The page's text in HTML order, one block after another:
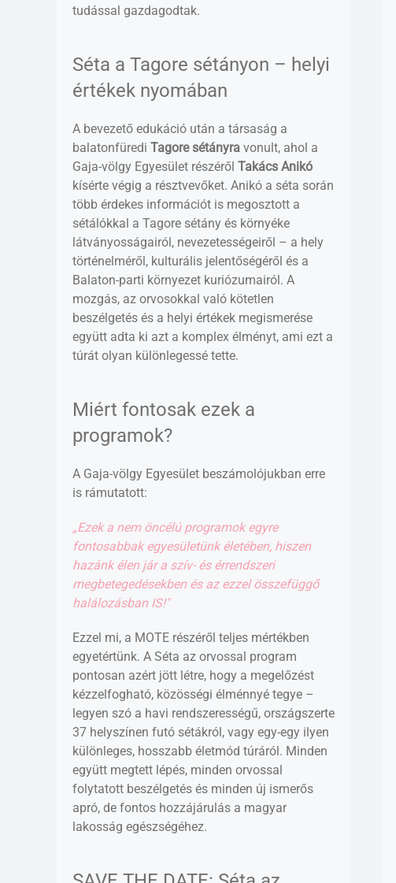
tudással gazdagodtak.
Séta a Tagore sétányon – helyi
értékek nyomában
A bevezető edukáció után a társaság a
balatonfüredi Tagore sétányra vonult, ahol a
Gaja-völgy Egyesület részéről Takács Anikó
kísérte végig a résztvevőket. Anikó a séta során
több érdekes információt is megosztott a
sétálókkal a Tagore sétány és környéke
látványosságairól, nevezetességeiről – a hely
történelméről, kulturális jelentőségéről és a
Balaton-parti környezet kuriózumairól. A
mozgás, az orvosokkal való kötetlen
beszélgetés és a helyi értékek megismerése
együtt adta ki azt a komplex élményt, ami ezt a
túrát olyan különlegessé tette.
Miért fontosak ezek a
programok?
A Gaja-völgy Egyesület beszámolójukban erre
is rámutatott:
„Ezek a nem öncélú programok egyre
fontosabbak egyesületünk életében, hiszen
hazánk élen jár a szív- és érrendszeri
megbetegedésekben és az ezzel összefüggő
halálozásban IS!"
Ezzel mi, a MOTE részéről teljes mértékben
egyetértünk. A Séta az orvossal program
pontosan azért jött létre, hogy a megelőzést
kézzelfogható, közösségi élménnyé tegye –
legyen szó a havi rendszerességű, országszerte
37 helyszínen futó sétákról, vagy egy-egy ilyen
különleges, hosszabb életmód túráról. Minden
együtt megtett lépés, minden orvossal
folytatott beszélgetés és minden új ismerős
apró, de fontos hozzájárulás a magyar
lakosság egészségéhez.